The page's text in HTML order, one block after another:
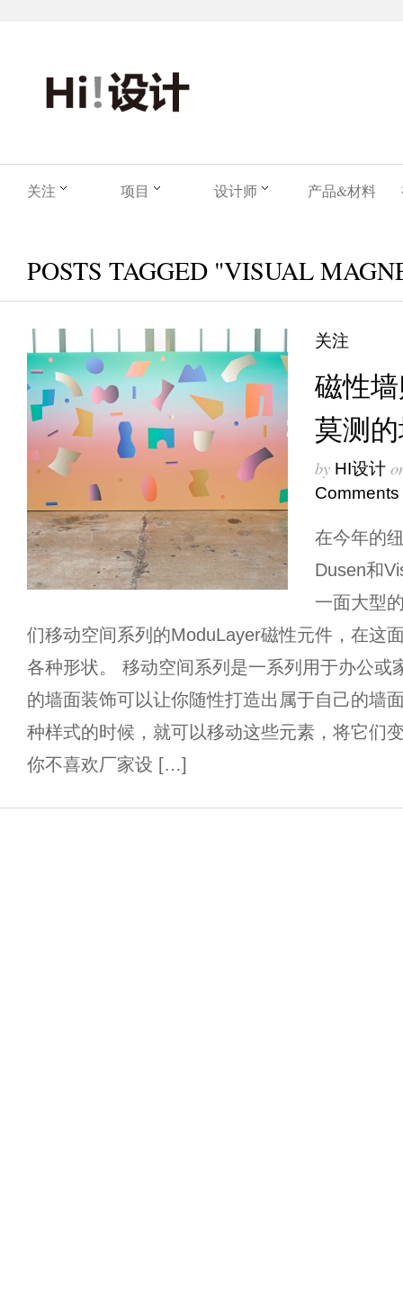
关注 项目 设计师 产品&材料
POSTS TAGGED "VISUAL
关注
磁性
莫测
by HI设计
Comments
在今年的
Dusen和
一面大型
们移动空间系列的ModuLayer磁性元件，在这
各种形状。 移动空间系列是一系列用于办公或
的墙面装饰可以让你随性打造出属于自己的墙
种样式的时候，就可以移动这些元素，将它们
你不喜欢厂家设 […]